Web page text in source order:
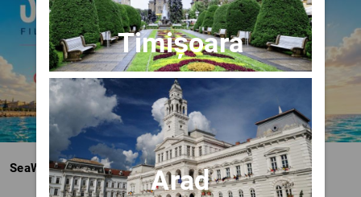
SeaWave Film & Arts Festival editia IV
Timișoara
Arad